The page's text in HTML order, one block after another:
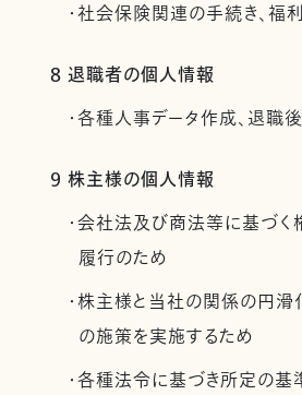
・社会保険関連の手続き、福
8 退職者の個人情報
・各種人事データ作成、退職
9 株主様の個人情報
・会社法及び商法等に基づく
履行のため
・株主様と当社の関係の円
の施策を実施するため
・各種法令に基づき所定の基